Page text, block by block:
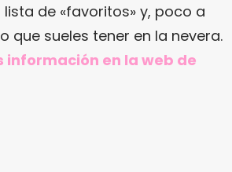
de «favoritos» y, poco a
sueles tener en la nevera.
información en la web de